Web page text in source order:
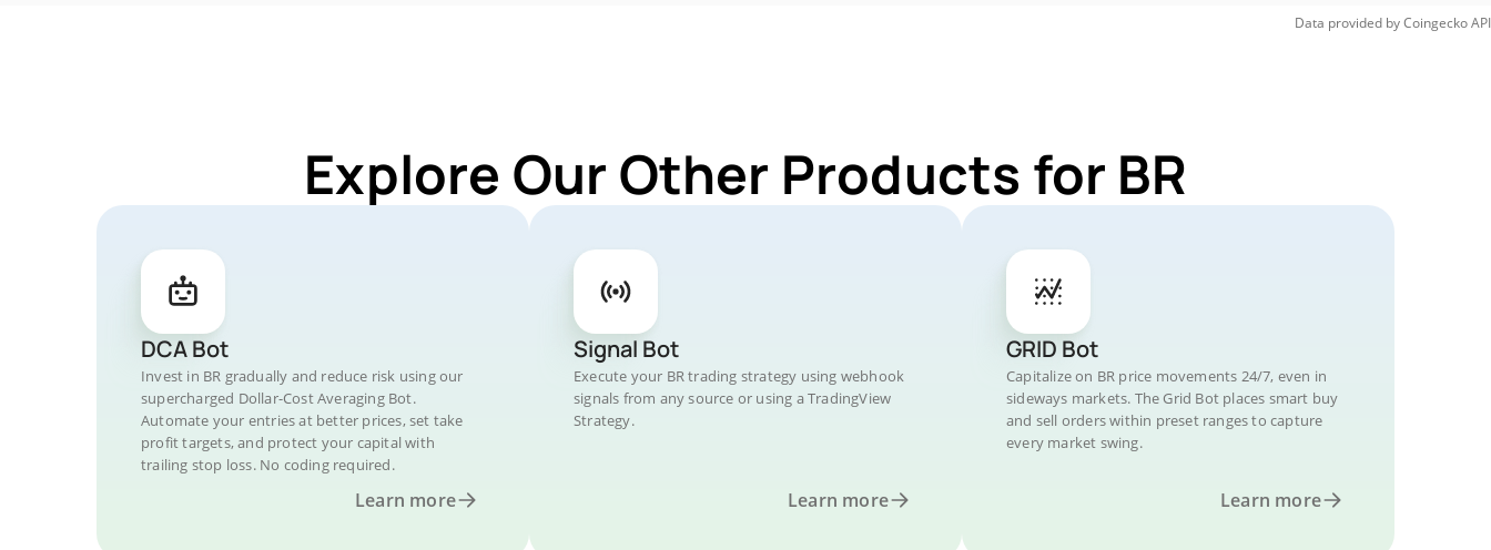
Data provided byCoingeckoAPI
Explore Our Other Products for BR
DCA Bot
Invest in BR gradually and reduce risk using our
supercharged Dollar-Cost Averaging Bot.
Automate your entries at better prices, set take
profit targets, and protect your capital with
trailing stop loss. No coding required.
Learn more
Signal Bot
Execute your BR trading strategy using webhook
signals from any source or using a TradingView
Strategy.
Learn more
GRID Bot
Capitalize on BR price movements 24/7, even in
sideways markets. The Grid Bot places smart buy
and sell orders within preset ranges to capture
every market swing.
Learn more